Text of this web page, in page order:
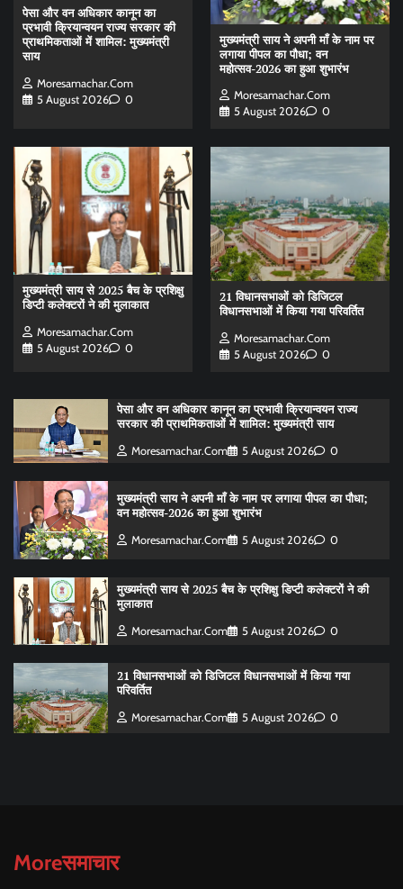
पेसा और वन अधिकार कानून का
प्रभावी क्रियान्वयन राज्य सरकार की
प्राथमिकताओं में शामिल: मुख्यमंत्री
साय
Moresamachar.com
5 August 2026
0
मुख्यमंत्री साय ने अपनी माँ के नाम पर
लगाया पीपल का पौधा; वन
महोत्सव-2026 का हुआ शुभारंभ
Moresamachar.com
5 August 2026
0
मुख्यमंत्री साय से 2025 बैच के प्रशिक्षु
डिप्टी कलेक्टरों ने की मुलाकात
Moresamachar.com
5 August 2026
0
21 विधानसभाओं को डिजिटल
विधानसभाओं में किया गया परिवर्तित
Moresamachar.com
5 August 2026
0
पेसा और वन अधिकार कानून का प्रभावी क्रियान्वयन राज्य
सरकार की प्राथमिकताओं में शामिल: मुख्यमंत्री साय
Moresamachar.com 5 August 2026 0
मुख्यमंत्री साय ने अपनी माँ के नाम पर लगाया पीपल का पौधा;
वन महोत्सव-2026 का हुआ शुभारंभ
Moresamachar.com 5 August 2026 0
मुख्यमंत्री साय से 2025 बैच के प्रशिक्षु डिप्टी कलेक्टरों ने की
मुलाकात
Moresamachar.com 5 August 2026 0
21 विधानसभाओं को डिजिटल विधानसभाओं में किया गया
परिवर्तित
Moresamachar.com 5 August 2026 0
Moreसमाचार